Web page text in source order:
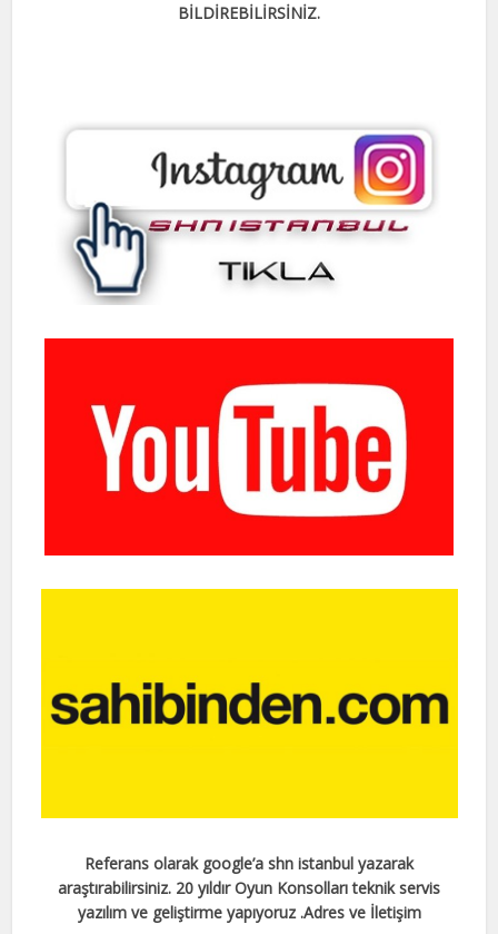
BİLDİREBİLİRSİNİZ.
Referans olarak google’a shn istanbul yazarak
araştırabilirsiniz. 20 yıldır Oyun Konsolları teknik servis
yazılım ve geliştirme yapıyoruz .Adres ve İletişim